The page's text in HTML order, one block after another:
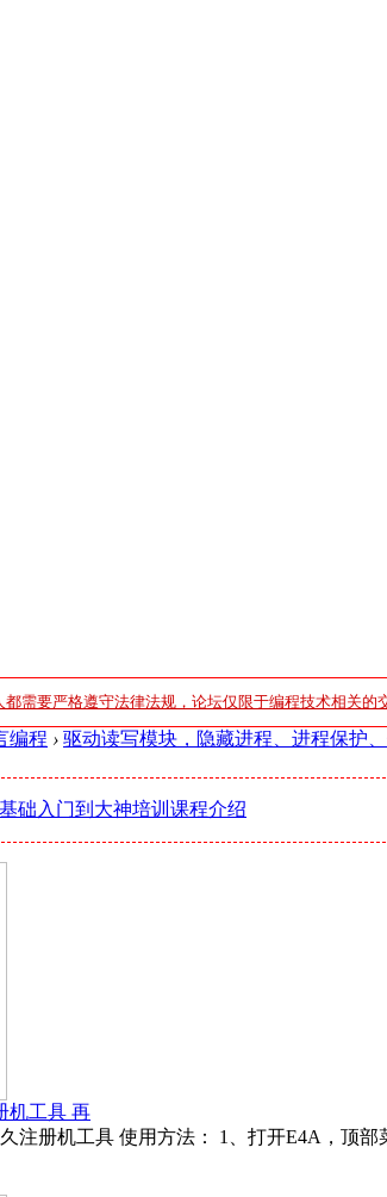
都需要严格遵守法律法规，论坛仅限于编程技术相关
编程 › 驱动读写模块，隐藏进程、进程保护
础入门到大神培训课程介绍
机工具 再
注册机工具 使用方法： 1、打开E4A，顶部